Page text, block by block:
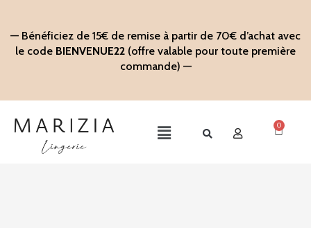
contenu
— Bénéficiez de 15€ de remise à partir de 70€ d’achat avec
le code BIENVENUE22 (offre valable pour toute première
commande) —
Main
0
Panier